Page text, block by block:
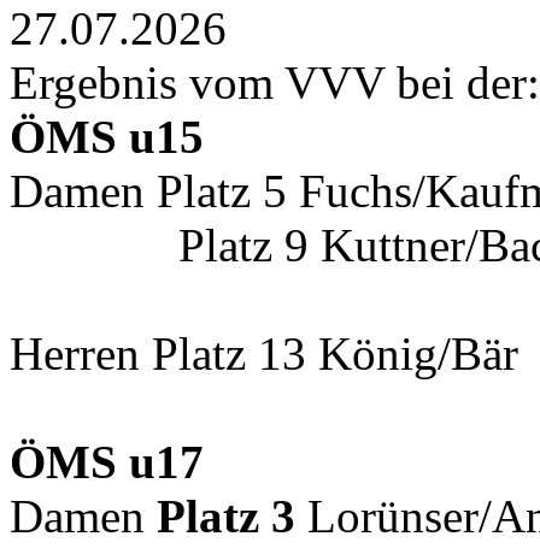
27.07.2026
Ergebnis vom VVV bei der:
ÖMS u15
Damen Platz 5 Fuchs/
Platz 9 Kuttner/
Herren Platz 13 König/Bär
ÖMS u17
Damen Platz 3 Lorünser/